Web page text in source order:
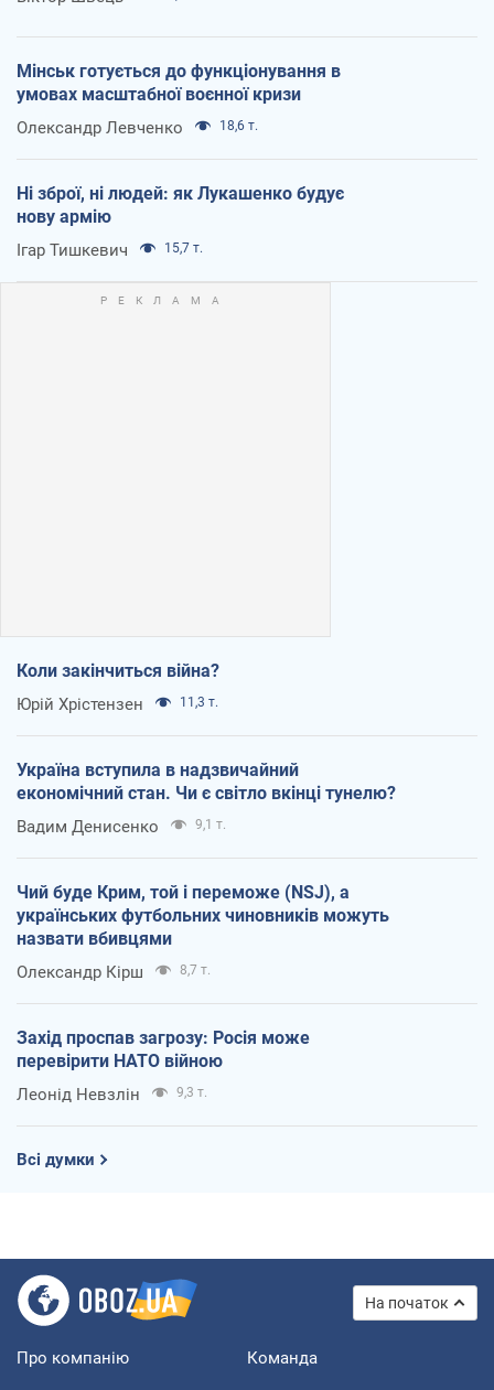
Мінськ готується до функціонування в
умовах масштабної воєнної кризи
Олександр Левченко 18,6 т.
Ні зброї, ні людей: як Лукашенко будує
нову армію
Ігар Тишкевич 15,7 т.
Коли закінчиться війна?
Юрій Хрістензен 11,3 т.
Україна вступила в надзвичайний
економічний стан. Чи є світло вкінці тунелю?
Вадим Денисенко 9,1 т.
Чий буде Крим, той і переможе (NSJ), а
українських футбольних чиновників можуть
назвати вбивцями
Олександр Кірш 8,7 т.
Захід проспав загрозу: Росія може
перевірити НАТО війною
Леонід Невзлін 9,3 т.
Всі думки
На початок
Про компанію Команда